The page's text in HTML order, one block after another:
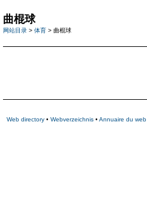
曲棍球
网站目录 > 体育 > 曲棍球
Web directory • Webverzeichnis • Annuaire du web